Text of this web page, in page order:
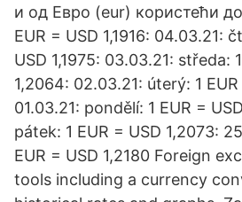
и од Евро (eur) користећи
EUR = USD 1,1916: 04.03.21:
USD 1,1975: 03.03.21: středa:
1,2064: 02.03.21: úterý: 1
01.03.21: pondělí: 1 EUR =
pátek: 1 EUR = USD 1,2073:
EUR = USD 1,2180 Foreign
tools including a currency